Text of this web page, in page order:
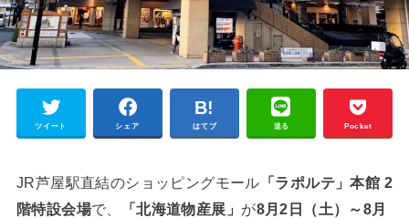
ツイート シェア はてブ 送る Pocket
JR芦屋駅直結のショッピングモール 「ラポルテ」本館 2
階特設会場で、 「北海道物産展」 が8月2日（土）～8月